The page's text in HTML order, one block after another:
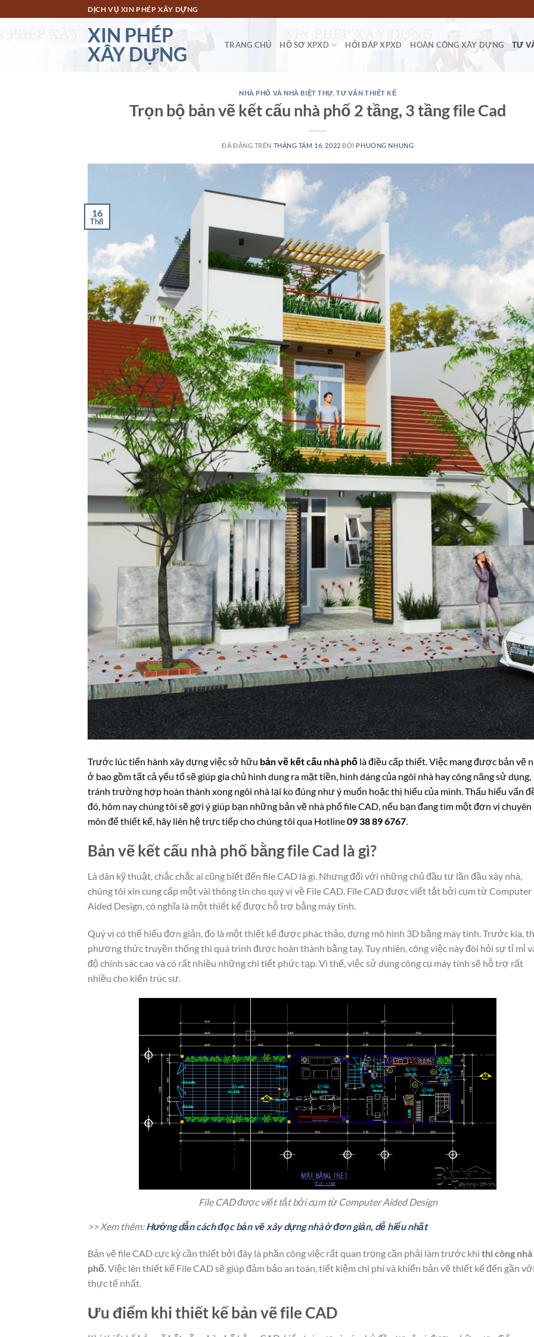
đến
DỊCH VỤ XIN PHÉP XÂY DỰNG
XIN PHÉP
XÂY DỰNG
TRANG CHỦ HỒ SƠ XPXD HỎI ĐÁP XPXD HOÀN CÔNG XÂY DỰNG TƯ
NHÀ PHỐ VÀ NHÀ BIỆT THỰ ,TƯ VẤN THIẾT KẾ
Trọn bộ bản vẽ kết cấu nhà phố 2 tầng, 3 tầng file Cad
ĐÃ ĐĂNG TRÊN THÁNG TÁM 16, 2022 BỞI PHUONG NHUNG
16
Th8
Trước lúc tiến hành xây dựng việc sở hữu bản vẽ kết cấu nhà phố là điều cấp thiết. Việc mang được bản vẽ
ở bao gồm tất cả yếu tố sẽ giúp gia chủ hình dung ra mặt tiền, hình dáng của ngôi nhà hay công năng sử dụng,
tránh trường hợp hoàn thành xong ngôi nhà lại ko đúng như ý muốn hoặc thị hiếu của mình. Thấu hiểu vấn
đó, hôm nay chúng tôi sẽ gợi ý giúp bạn những bản vẽ nhà phố file CAD, nếu bạn đang tìm một đơn vị chuyên
môn để thiết kế, hãy liên hệ trực tiếp cho chúng tôi qua Hotline09 38 89 6767.
Bản vẽ kết cấu nhà phố bằng file Cad là gì?
Là dân kỹ thuật, chắc chắc ai cũng biết đến file CAD là gì. Nhưng đối với những chủ đầu tư lần đầu xây nhà,
chúng tôi xin cung cấp một vài thông tin cho quý vị về File CAD. File CAD được viết tắt bởi cụm từ Computer
Aided Design, có nghĩa là một thiết kế được hỗ trợ bằng máy tính.
Quý vị có thể hiểu đơn giản, đó là một thiết kế được phác thảo, dựng mô hình 3D bằng máy tính. Trước kia,
phương thức truyền thống thì quá trình được hoàn thành bằng tay. Tuy nhiên, công việc này đòi hỏi sự tỉ mỉ
độ chính sác cao và có rất nhiều những chi tiết phức tạp. Vì thế, việc sử dụng công cụ máy tính sẽ hỗ trợ rất
nhiều cho kiến trúc sư.
File CAD được viết tắt bởi cụm từ Computer Aided Design
>> Xem thêm:Hướng dẫn cách đọc bản vẽ xây dựng nhà ở đơn giản, dễ hiểu nhất
Bản vẽ file CAD cực kỳ cần thiết bởi đây là phần công việc rất quan trọng cần phải làm trước khi thi công nhà
phố. Việc lên thiết kế File CAD sẽ giúp đảm bảo an toàn, tiết kiệm chi phí và khiến bản vẽ thiết kế đến gần với
thực tế nhất.
Ưu điểm khi thiết kế bản vẽ file CAD